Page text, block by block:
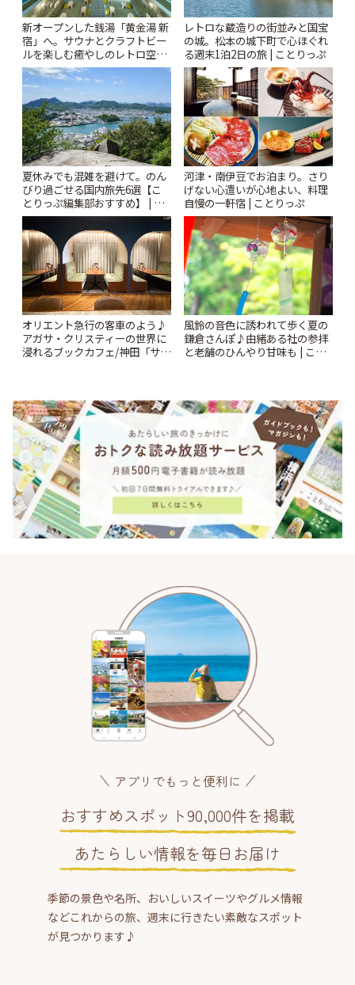
新オープンした銭湯「黄金湯 新
宿」へ。サウナとクラフトビー
ルを楽しむ癒やしのレトロ空間
| ことりっぷ
レトロな蔵造りの街並みと国宝
の城。松本の城下町で心ほぐれ
る週末1泊2日の旅 | ことりっぷ
夏休みでも混雑を避けて。のん
びり過ごせる国内旅先6選【こ
とりっぷ編集部おすすめ】 | こ
とりっぷ
河津・南伊豆でお泊まり。さり
げない心遣いが心地よい、料理
自慢の一軒宿 | ことりっぷ
オリエント急行の客車のよう♪
アガサ・クリスティーの世界に
浸れるブックカフェ/神田「サロ
風鈴の音色に誘われて歩く夏の
鎌倉さんぽ♪由緒ある社の参拝
と老舗のひんやり甘味も | こと
アプリでもっと便利に
おすすめスポット90,000件を掲載
あたらしい情報を毎日お届け
季節の景色や名所、おいしいスイーツやグルメ情報
などこれからの旅、週末に行きたい素敵なスポット
が見つかります♪